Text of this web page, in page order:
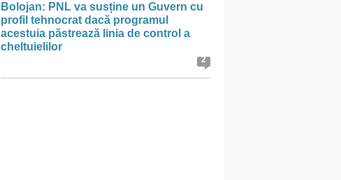
Bolojan: PNL va susține un Guvern cu
profil tehnocrat dacă programul
acestuia păstrează linia de control a
cheltuielilor
2